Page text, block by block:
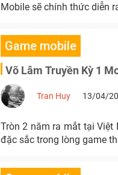
Mobile sẽ chính thức diễn
Game mobile
Võ Lâm Truyền Kỳ 1
Tran Huy 13/04/
Tròn 2 năm ra mắt tại Việt
đặc sắc trong lòng game